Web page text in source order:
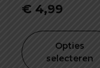
tijdens het rijden
€ 4,99
Opties
selecteren